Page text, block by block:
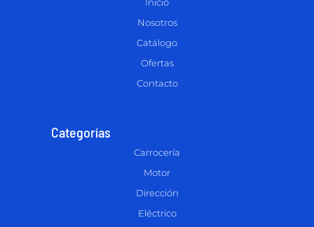
Inicio
Nosotros
Catálogo
Ofertas
Contacto
Categorías
Carrocería
Motor
Dirección
Eléctrico